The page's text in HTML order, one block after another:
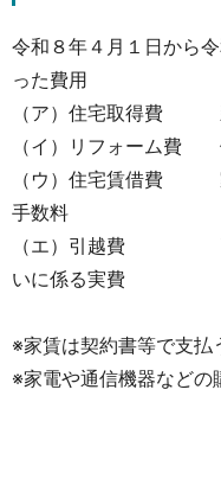
令和８年４月１日から
った費用
（ア）住宅取得費
（イ）リフォーム費
（ウ）住宅賃借費
手数料
（エ）引越費 引越
いに係る実費
※家賃は契約書等で支払
※家電や通信機器など